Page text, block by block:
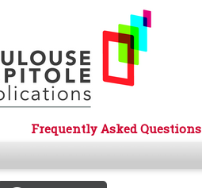
Frequently Asked Questions